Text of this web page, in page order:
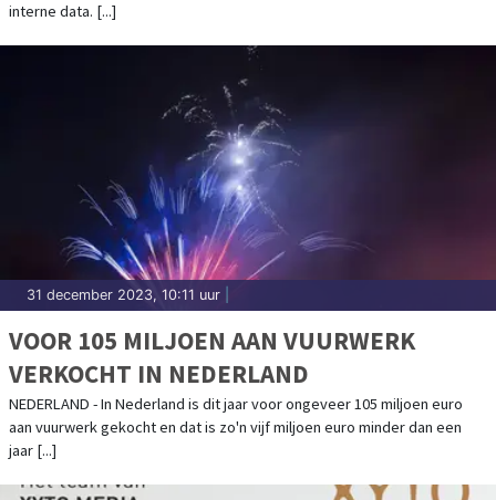
interne data. [...]
31 december 2023, 10:11 uur
VOOR 105 MILJOEN AAN VUURWERK
VERKOCHT IN NEDERLAND
NEDERLAND - In Nederland is dit jaar voor ongeveer 105 miljoen euro
aan vuurwerk gekocht en dat is zo'n vijf miljoen euro minder dan een
jaar [...]